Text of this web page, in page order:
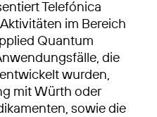
Telefónica
im Bereich
Quantum
die
wurden,
mit Würth oder
sowie die